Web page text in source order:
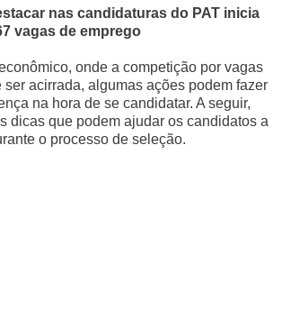
nas candidaturas do PAT inicia
vagas de emprego
onde a competição por vagas
ser acirrada, algumas ações podem fazer
na hora de se candidatar. A seguir,
dicas que podem ajudar os candidatos a
o processo de seleção.